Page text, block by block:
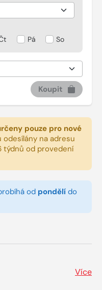
Pá So
Koupit
pouze pro nové
odesílány na adresu
týdnů od provedení
od pondělí do
Více